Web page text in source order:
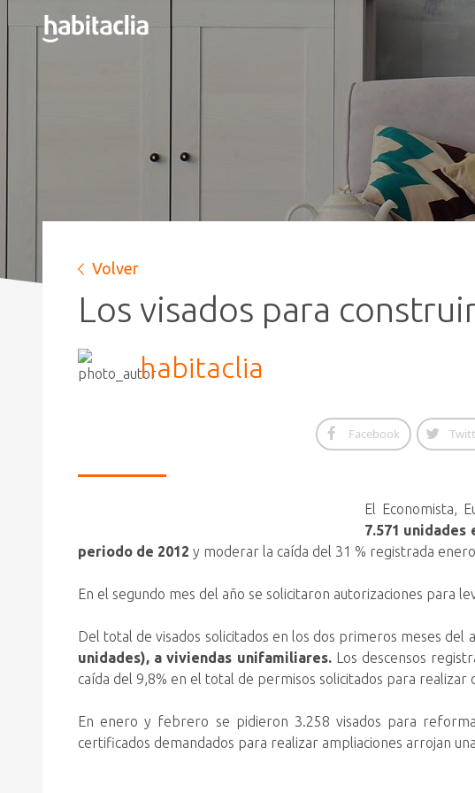
Volver
Los visados para
habitaclia
Facebook
El Economista,
7.571 unidades
periodo de 2012 y moderar la caída del 31 % registrada
En el segundo mes del año se solicitaron autorizaciones para
Del total de visados solicitados en los dos primeros meses del
unidades), a viviendas unifamiliares.Los descensos
caída del 9,8% en el total de permisos solicitados para
En enero y febrero se pidieron 3.258 visados para
certificados demandados para realizar ampliaciones arrojan